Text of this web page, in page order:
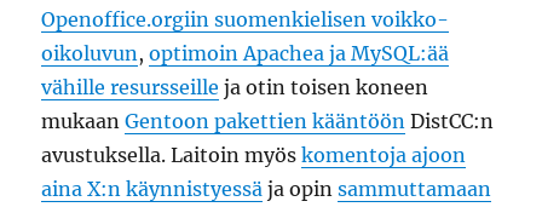
Openoffice.orgiin suomenkielisen voikko-
oikoluvun,optimoin Apachea ja MySQL:ää
vähille resursseille ja otin toisen koneen
mukaanGentoon pakettien kääntöön DistCC:n
avustuksella. Laitoin myöskomentoja ajoon
aina X:n käynnistyessä ja opinsammuttamaan